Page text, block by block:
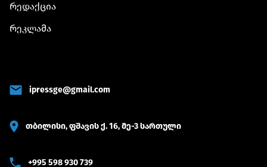
რედაქცია
რეკლამა
ipressge@gmail.com
თბილისი, ფშავის ქ. 16, მე-3 სართული
+995 598 930 739